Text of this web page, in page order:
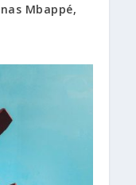
Mbappé,